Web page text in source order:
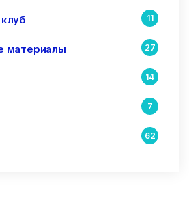
11
материалы 27
14
7
62